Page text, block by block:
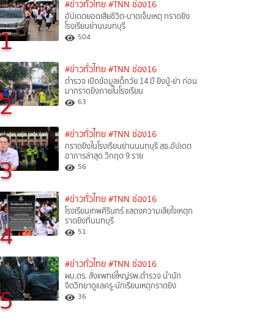
1
#ข่าวทั่วไทย #TNN ช่อง16
อัปเดตยอดเสียชีวิต-บาดเจ็บเหตุ กราดยิง
โรงเรียนย่านนนทบุรี
504
2
#ข่าวทั่วไทย #TNN ช่อง16
ตำรวจ เปิดข้อมูลเด็กวัย 14 ปี ยิงปู่-ย่า ก่อน
มากราดยิงภายในโรงเรียน
63
3
#ข่าวทั่วไทย #TNN ช่อง16
กราดยิงในโรงเรียนย่านนนทบุรี สธ.อัปเดต
อาการล่าสุด วิกฤต 9 ราย
56
4
#ข่าวทั่วไทย #TNN ช่อง16
โรงเรียนเทพศิรินทร์ แสดงความเสียใจเหตุก
ราดยิงที่นนทบุรี
51
5
#ข่าวทั่วไทย #TNN ช่อง16
ผบ.ตร. สั่งแพทย์ใหญ่รพ.ตำรวจ นำนัก
จิตวิทยาดูแลครู-นักเรียนเหตุกราดยิง
36